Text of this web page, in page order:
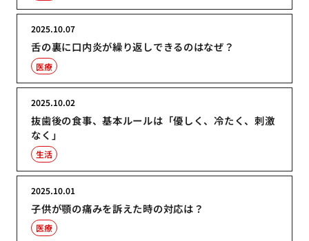
舌の裏に口内炎が繰り返しできるのはなぜ？
2025.10.07
医療
抜歯後の食事、基本ルールは「優しく、冷たく、刺激
なく」
2025.10.02
生活
子供が顎の痛みを訴えた時の対応は？
2025.10.01
医療